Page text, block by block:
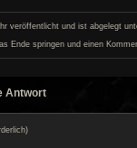
veröffentlicht und ist abgelegt
Ende springen und einen
Antwort